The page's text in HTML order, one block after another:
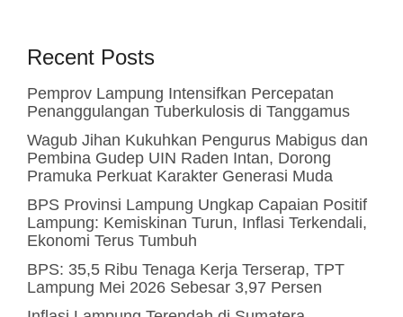
Recent Posts
Pemprov Lampung Intensifkan Percepatan
Penanggulangan Tuberkulosis di Tanggamus
Wagub Jihan Kukuhkan Pengurus Mabigus dan
Pembina Gudep UIN Raden Intan, Dorong
Pramuka Perkuat Karakter Generasi Muda
BPS Provinsi Lampung Ungkap Capaian Positif
Lampung: Kemiskinan Turun, Inflasi Terkendali,
Ekonomi Terus Tumbuh
BPS: 35,5 Ribu Tenaga Kerja Terserap, TPT
Lampung Mei 2026 Sebesar 3,97 Persen